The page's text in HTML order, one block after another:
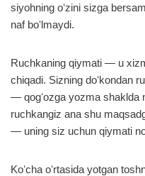
siyohning oʻzini sizga
naf boʻlmaydi.
Ruchkaning qiymati — u
chiqadi. Sizning doʻkondan
— qogʻozga yozma shaklda
ruchkangiz ana shu
— uning siz uchun qiymati
Koʻcha oʻrtasida yotgan